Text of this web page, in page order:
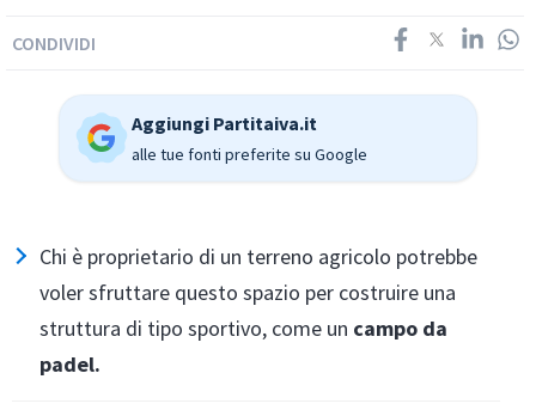
CONDIVIDI
Aggiungi Partitaiva.it
alle tue fonti preferite su Google
Chi è proprietario di un terreno agricolo potrebbe
voler sfruttare questo spazio per costruire una
struttura di tipo sportivo, come un campo da
padel.